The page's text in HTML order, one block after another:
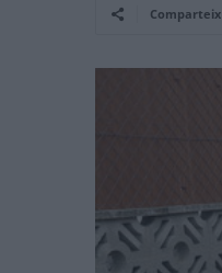
Comparteix